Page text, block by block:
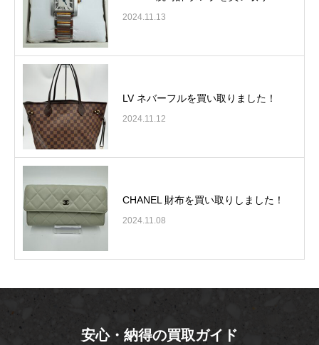
2024.11.13
LV ネバーフルを買い取りました！
2024.11.12
CHANEL 財布を買い取りしました！
2024.11.08
安心・納得の買取ガイド